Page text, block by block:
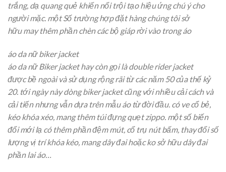
trắng, dạ quang quẻ khiến nổi trộitạo hiệu ứng chú ý cho
người mặc. mộtSố trường hợp đặt hàng chúng tôisở
hữumay thêm phần chèncácbộ giáp rời vào trong áo
áo da nữ biker jacket
áo da nữ Biker jacket hay còn gọi là double rider jacket
đượcbề ngoàivàsử dụng rộng rãi từ cácnăm 50 của thế kỷ
20. tớingày nàydòngbiker jacket cũngvới nhiều cải cáchvà
cải tiến nhưng vẫn dựa trênmẫuáo từđời đầu. cóve cổ bẻ,
kéo khóa xéo, mangthêm túiđựngquẹt zippo. mộtsố biến
đổi mới lạ cóthêm phần đệm mút, cổ trụ nút bấm, thay đổisố
lượng vị trí khóa kéo, mangdây đai hoặcko sở hữudây đai
phần lai áo…